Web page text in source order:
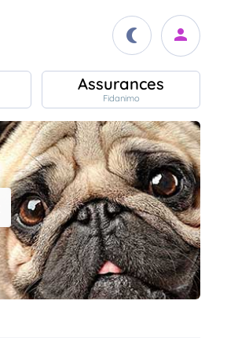
Assurances
Fidanimo